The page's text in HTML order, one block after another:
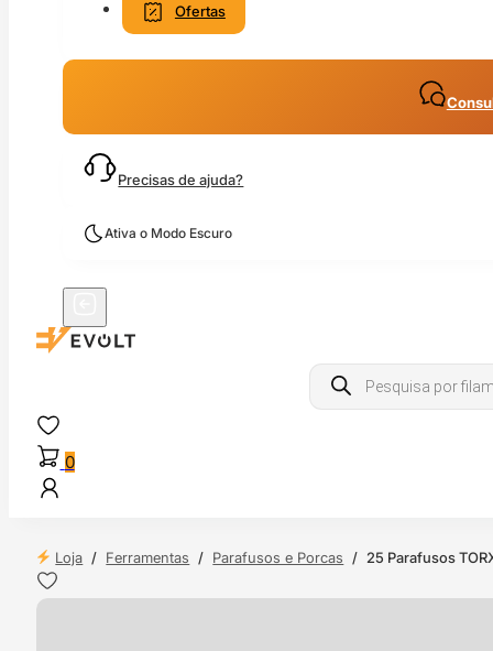
Ofertas
Precisas de ajuda?
Ativa o Modo Escuro
Products
search
0
Loja / Ferramentas / Parafusos e Porcas / 25 Parafusos